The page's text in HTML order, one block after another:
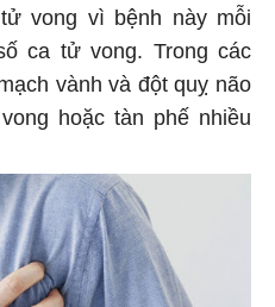
vong vì bệnh này mỗi
ca tử vong. Trong các
vành và đột quỵ não
hoặc tàn phế nhiều